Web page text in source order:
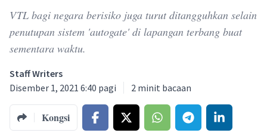
VTL bagi negara berisiko juga turut ditangguhkan selain
penutupan sistem 'autogate' di lapangan terbang buat
sementara waktu.
Staff Writers
Disember 1, 2021 6:40 pagi
2 minit bacaan
Kongsi